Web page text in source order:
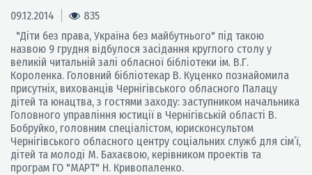
09.12.2014
835
"Діти без права, Україна без майбутнього" під такою
назвою 9 грудня відбулося засідання круглого столу у
великій читальній залі обласної бібліотеки ім. В.Г.
Короленка. Головний бібліотекар В. Куценко познайомила
присутніх, вихованців Чернігівського обласного Палацу
дітей та юнацтва, з гостями заходу: заступником начальника
Головного управління юстиції в Чернігівській області В.
Бобруйко, головним спеціалістом, юрисконсультом
Чернігівського обласного центру соціальних служб для сім’ї,
дітей та молоді М. Бахаєвою, керівником проектів та
програм ГО "МАРТ" Н. Кривопаленко.